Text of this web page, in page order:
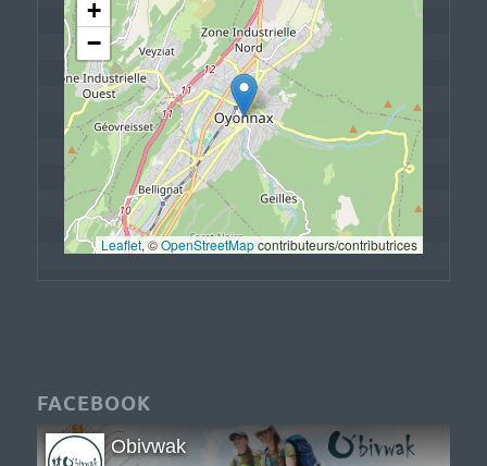
+
−
Leaflet, © OpenStreetMap contributeurs/contributrices
FACEBOOK
Obivwak